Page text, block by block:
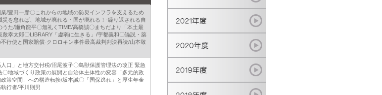
/豊田一彦〇これからの地域の防災インフラを支えるため
災を怠れば、地域が廃れる・国が廃れる！‐繰り返される自
うた/瀬角龍平〇無礼くTIME/高橋誠〇まちだより「本土最
敷幸太郎〇LIBRARY「虚弱に生きる」/宇都義和〇論説・薬
行使と国家賠償‐クロロキン事件最高裁判判決再読/山本敬
口」と地方交付税/沼尾波子〇鳥獣保護管理法の改正 緊急
〇地域づくり政策の展開と自治体主体性の変容「多元的政
策空間」への構造転換/坂本誠〇「国保逃れ」と厚生年金
行者/平川則男